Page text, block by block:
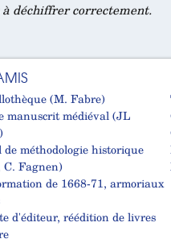
déchiffrer correctement.
(M. Fabre)
manuscrit médiéval (JL
méthodologie historique
Fagnen)
de 1668-71, armoriaux
d'éditeur, réédition de livres